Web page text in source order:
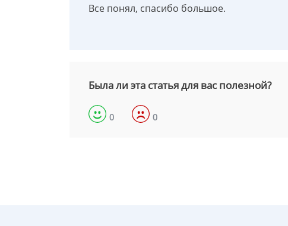
Все понял, спасибо большое.
Была ли эта статья для вас полезной?
0 0